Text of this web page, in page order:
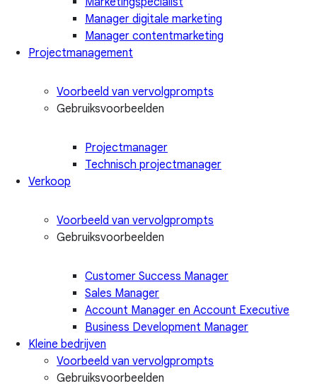
Manager digitale marketing
Manager contentmarketing
Projectmanagement
Voorbeeld van vervolgprompts
Gebruiksvoorbeelden
Projectmanager
Technisch projectmanager
Verkoop
Voorbeeld van vervolgprompts
Gebruiksvoorbeelden
Customer Success Manager
Sales Manager
Account Manager en Account Executive
Business Development Manager
Kleine bedrijven
Voorbeeld van vervolgprompts
Gebruiksvoorbeelden